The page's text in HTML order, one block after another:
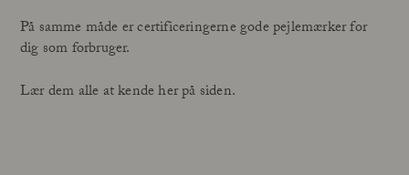
På samme måde er certificeringerne gode pejlemærker for
dig som forbruger.
Lær dem alle at kende her på siden.